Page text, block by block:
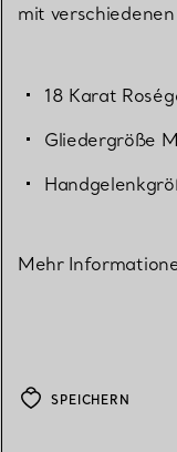
mit
18 Karat
Gliedergröße
Mehr
SPEICHERN